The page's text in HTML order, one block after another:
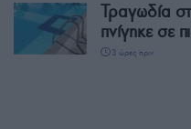
Τραγωδία
πνίγηκε σε
3 ώρες πριν